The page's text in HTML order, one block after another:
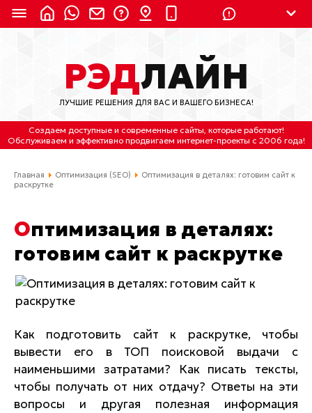
8 (800) 550-9899 (с 2:30 до 11:30 по
Мск)
Бесплатно по России
(4212) 658-653
(4212) 637-673
Отдельный вход \ Левый торец здания
Пн-пт. с 9:30 до 18:30 (по Хбк)
РЭДЛАЙН
ЛУЧШИЕ РЕШЕНИЯ ДЛЯ ВАС И ВАШЕГО БИЗНЕСА!
Создаем доступные и современные сайты, которые работают!
Обслуживаем и эффективно продвигаем интернет-проекты с 2006 года!
Главная Оптимизация (SEO)
Оптимизация в деталях: готовим сайт к
раскрутке
Оптимизация в деталях:
готовим сайт к раскрутке
Как подготовить сайт к раскрутке, чтобы
вывести его в ТОП поисковой выдачи с
наименьшими затратами? Как писать тексты,
чтобы получать от них отдачу? Ответы на эти
вопросы и другая полезная информация